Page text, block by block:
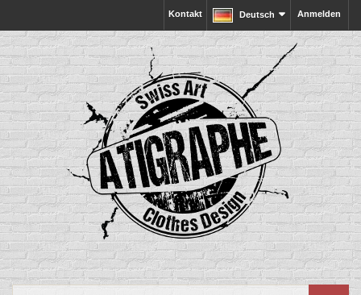
Anmelden
Deutsch
Kontakt